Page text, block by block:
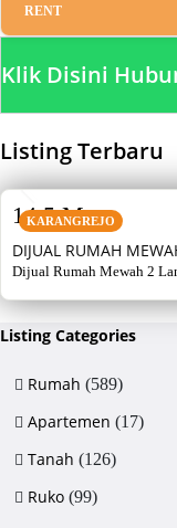
RENT
Klik Disini
Listing Terbaru
KARANGREJO
DIJUAL RUMAH
Dijual Rumah Mewah 2
14,5 M
Listing Categories
Rumah (589)
Apartemen (17)
Tanah (126)
Ruko (99)